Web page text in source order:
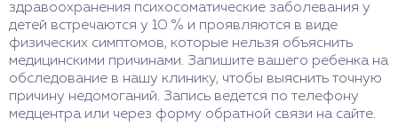
здравоохранения психосоматические заболевания у
детей встречаются у 10 % и проявляются в виде
физических симптомов, которые нельзя объяснить
медицинскими причинами. Запишите вашего ребенка на
обследование в нашу клинику, чтобы выяснить точную
причину недомоганий. Запись ведется по телефону
медцентра или через форму обратной связи на сайте.